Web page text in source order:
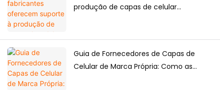
produção de capas de celular
Guia de Fornecedores de Capas de
Celular de Marca Própria: Como as